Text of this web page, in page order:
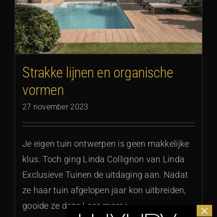
Strakke lijnen en organische
vormen
27 november 2023
Je eigen tuin ontwerpen is geen makkelijke
klus. Toch ging Linda Collignon van Linda
Exclusieve Tuinen de uitdaging aan. Nadat
ze haar tuin afgelopen jaar kon uitbreiden,
gooide ze deze Lees meer >